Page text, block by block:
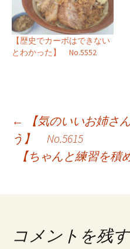
【歴史でカーボはできない
とわかった】 No.5552
投
稿
ビ
ー
←
【気のいいお姉さ
う】 No.5615
【ちゃんと練習を
コメントを残す